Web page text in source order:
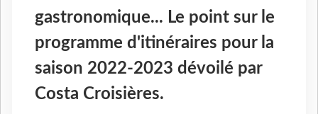
gastronomique... Le point sur le
programme d'itinéraires pour la
saison 2022-2023 dévoilé par
Costa Croisières.